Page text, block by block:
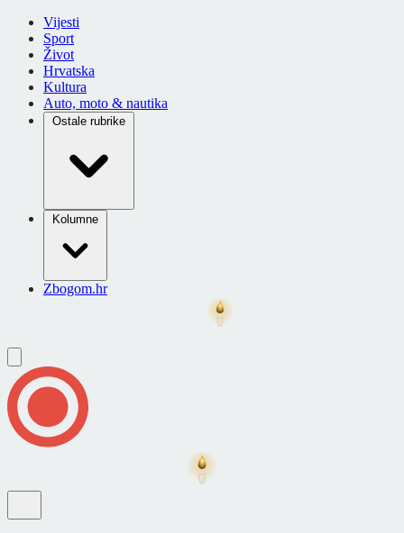
Vijesti
Sport
Život
Hrvatska
Kultura
Auto, moto & nautika
Ostale rubrike
Kolumne
Zbogom.hr